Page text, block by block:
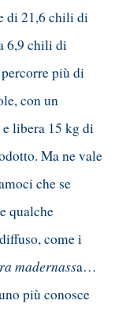
di 21,6 chili di
6,9 chili di
più di
con un
libera 15 kg di
Ma ne vale
che se
qualche
come i
madernassa…
più conosce